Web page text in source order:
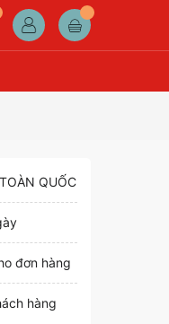
QUỐC
đơn hàng
hàng